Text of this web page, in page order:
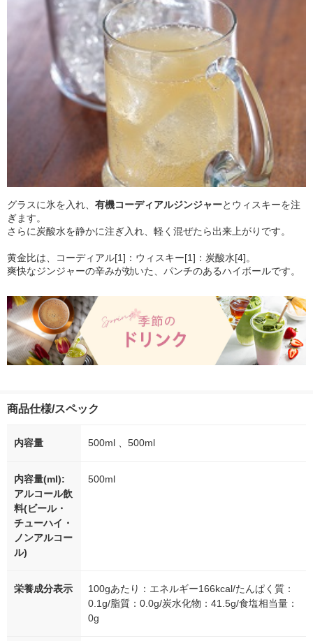
グラスに氷を入れ、 有機コーディアルジンジャーとウィスキーを注
ぎます。
さらに炭酸水を静かに注ぎ入れ、軽く混ぜたら出来上がりです。
黄金比は、コーディアル[1]：ウィスキー[1]：炭酸水[4]。
爽快なジンジャーの辛みが効いた、パンチのあるハイボールです。
商品仕様/スペック
内容量 500ml 、500ml
内容量(ml):
アルコール飲
料(ビール・
チューハイ・
ノンアルコー
ル)
500ml
栄養成分表示
100gあたり：エネルギー166kcal/たんぱく質：
0.1g/脂質：0.0g/炭水化物：41.5g/食塩相当量：
0g